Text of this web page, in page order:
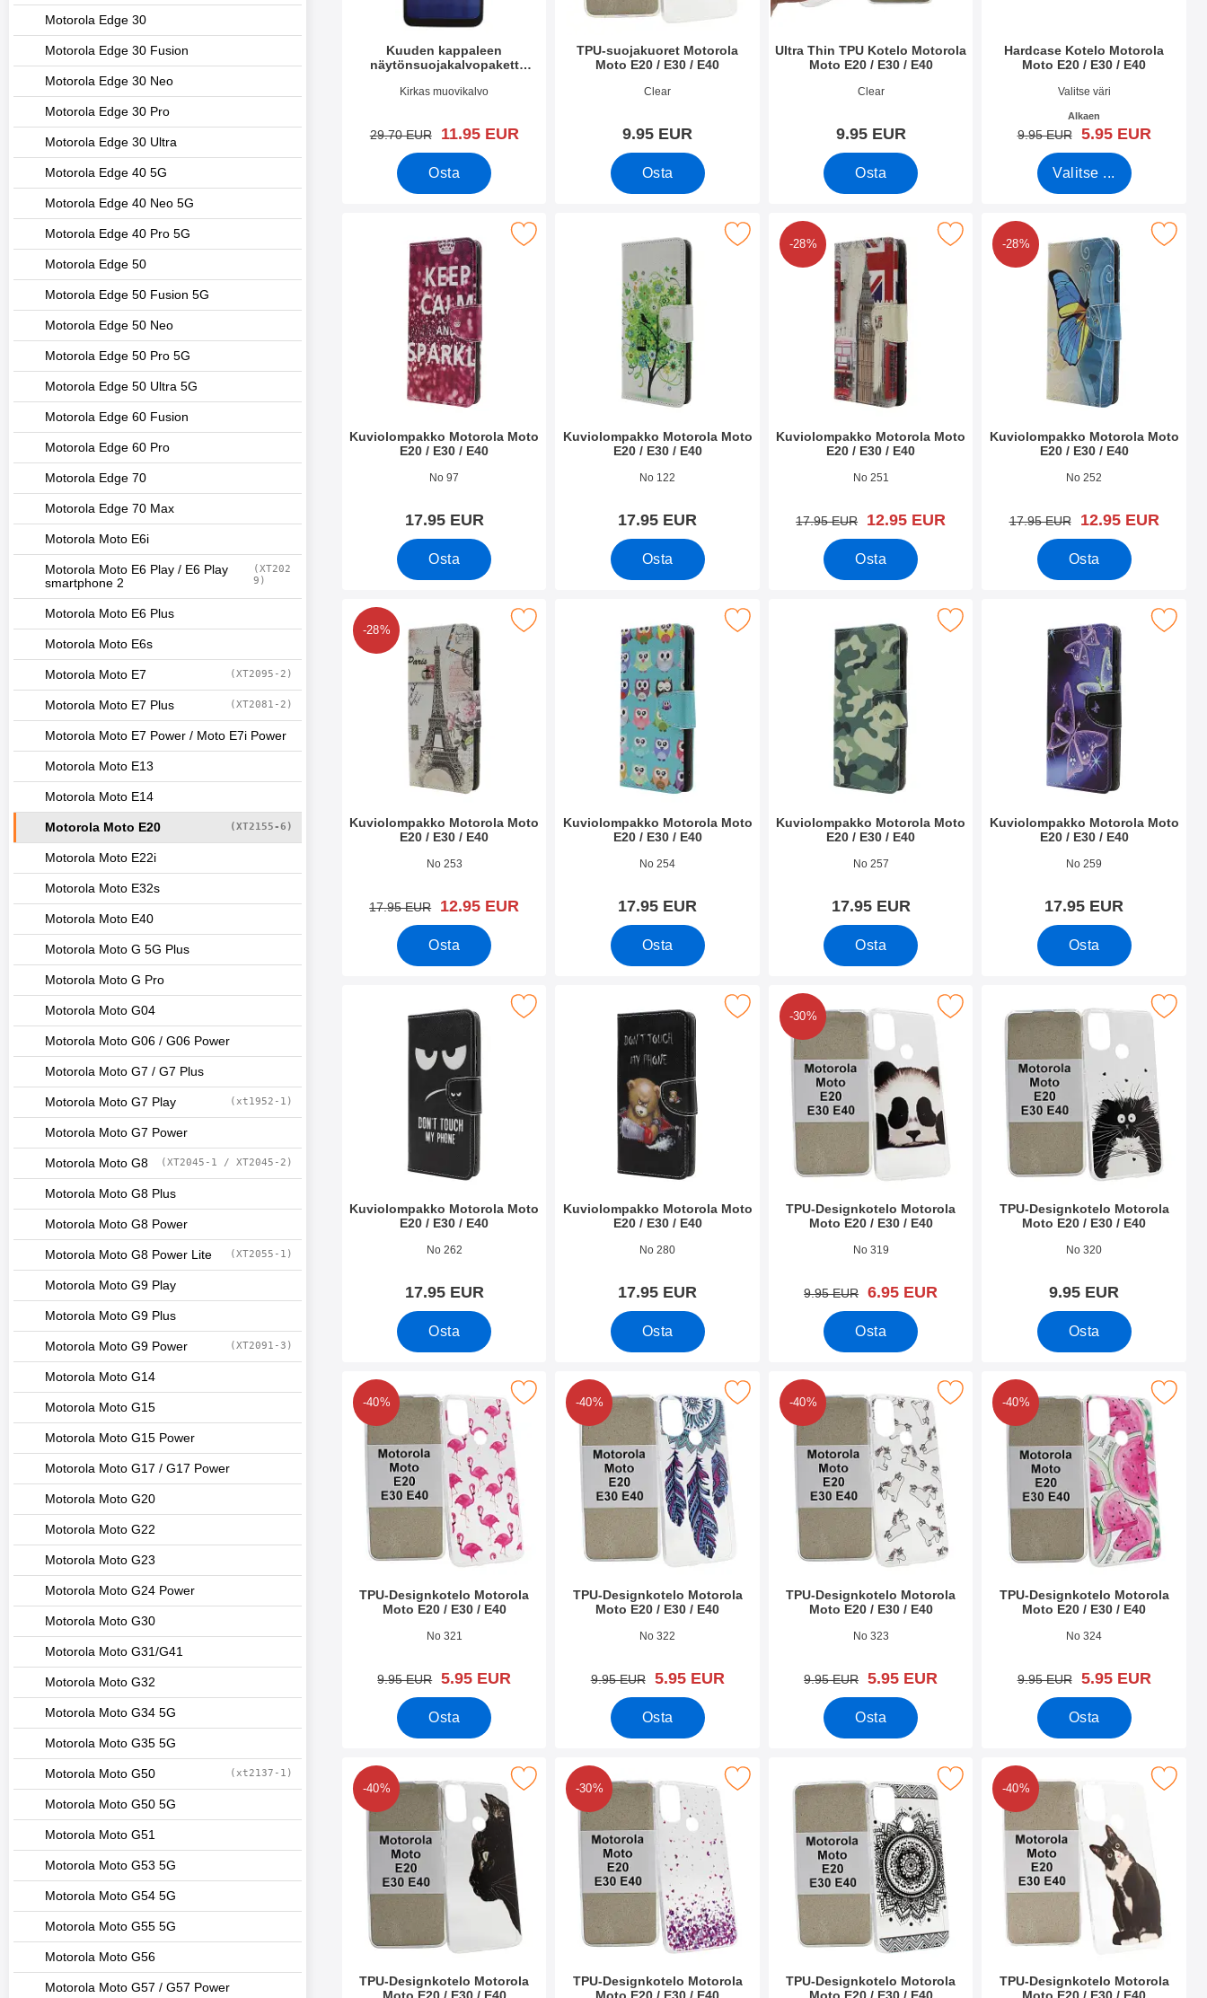
Motorola Edge 30
Motorola Edge 30 Fusion
Motorola Edge 30 Neo
Motorola Edge 30 Pro
Motorola Edge 30 Ultra
Motorola Edge 40 5G
Motorola Edge 40 Neo 5G
Motorola Edge 40 Pro 5G
Motorola Edge 50
Motorola Edge 50 Fusion 5G
Motorola Edge 50 Neo
Motorola Edge 50 Pro 5G
Motorola Edge 50 Ultra 5G
Motorola Edge 60 Fusion
Motorola Edge 60 Pro
Motorola Edge 70
Motorola Edge 70 Max
Motorola Moto E6i
Motorola Moto E6 Play / E6 Play
smartphone 2
(XT202
9)
Motorola Moto E6 Plus
Motorola Moto E6s
Motorola Moto E7 (XT2095-2)
Motorola Moto E7 Plus (XT2081-2)
Motorola Moto E7 Power / Moto E7i Power
Motorola Moto E13
Motorola Moto E14
Motorola Moto E20 (XT2155-6)
Motorola Moto E22i
Motorola Moto E32s
Motorola Moto E40
Motorola Moto G 5G Plus
Motorola Moto G Pro
Motorola Moto G04
Motorola Moto G06 / G06 Power
Motorola Moto G7 / G7 Plus
Motorola Moto G7 Play (xt1952-1)
Motorola Moto G7 Power
Motorola Moto G8 (XT2045-1 / XT2045-2)
Motorola Moto G8 Plus
Motorola Moto G8 Power
Motorola Moto G8 Power Lite (XT2055-1)
Motorola Moto G9 Play
Motorola Moto G9 Plus
Motorola Moto G9 Power (XT2091-3)
Motorola Moto G14
Motorola Moto G15
Motorola Moto G15 Power
Motorola Moto G17 / G17 Power
Motorola Moto G20
Motorola Moto G22
Motorola Moto G23
Motorola Moto G24 Power
Motorola Moto G30
Motorola Moto G31/G41
Motorola Moto G32
Motorola Moto G34 5G
Motorola Moto G35 5G
Motorola Moto G50 (xt2137-1)
Motorola Moto G50 5G
Motorola Moto G51
Motorola Moto G53 5G
Motorola Moto G54 5G
Motorola Moto G55 5G
Motorola Moto G56
Motorola Moto G57 / G57 Power
Kuuden kappaleen
näytönsuojakalvopakett
Tuote.nro 42392
Kirkas muovikalvo
vanha hinta
29.70 EUR uusi hinta
11.95 EUR
Osta
TPU-suojakuoret Motorola
Moto E20 / E30 / E40
Tuote.nro 42669
Clear
9.95 EUR
Osta
Ultra Thin TPU Kotelo Motorola
Moto E20 / E30 / E40
Tuote.nro 42613
Clear
9.95 EUR
Osta
Hardcase Kotelo Motorola
Moto E20 / E30 / E40
Tuote.nro 42670
Valitse väri
Alkaen
vanha hinta
9.95 EUR uusi hinta
5.95 EUR
Valitse ...
Kuviolompakko Motorola Moto
E20 / E30 / E40
Tuote.nro 42610
No 97
17.95 EUR
Osta
Merkitse kuviolompakko Motorola Moto E20 / E30 / E40 suosikiksi
Kuviolompakko Motorola Moto
E20 / E30 / E40
Tuote.nro 42609
No 122
17.95 EUR
Osta
Merkitse kuviolompakko Motorola Moto E20 / E30 / E40 suosikiksi
-28%
Kuviolompakko Motorola Moto
E20 / E30 / E40
Tuote.nro 42608
No 251
vanha hinta
17.95 EUR uusi hinta
12.95 EUR
Osta
Merkitse kuviolompakko Motorola Moto E20 / E30 / E40 suosikiksi
-28%
Kuviolompakko Motorola Moto
E20 / E30 / E40
Tuote.nro 42607
No 252
vanha hinta
17.95 EUR uusi hinta
12.95 EUR
Osta
Merkitse kuviolompakko Motorola
-28%
Kuviolompakko Motorola Moto
E20 / E30 / E40
Tuote.nro 42606
No 253
vanha hinta
17.95 EUR uusi hinta
12.95 EUR
Osta
Merkitse kuviolompakko Motorola Moto E20 / E30 / E40 suosikiksi
Kuviolompakko Motorola Moto
E20 / E30 / E40
Tuote.nro 42605
No 254
17.95 EUR
Osta
Merkitse kuviolompakko Motorola Moto E20 / E30 / E40 suosikiksi
Kuviolompakko Motorola Moto
E20 / E30 / E40
Tuote.nro 42604
No 257
17.95 EUR
Osta
Merkitse kuviolompakko Motorola Moto E20 / E30 / E40 suosikiksi
Kuviolompakko Motorola Moto
E20 / E30 / E40
Tuote.nro 42603
No 259
17.95 EUR
Osta
Merkitse kuviolompakko Motorola
Kuviolompakko Motorola Moto
E20 / E30 / E40
Tuote.nro 42602
No 262
17.95 EUR
Osta
Merkitse kuviolompakko Motorola Moto E20 / E30 / E40 suosikiksi
Kuviolompakko Motorola Moto
E20 / E30 / E40
Tuote.nro 42571
No 280
17.95 EUR
Osta
Merkitse kuviolompakko Motorola Moto E20 / E30 / E40 suosikiksi
-30%
TPU-Designkotelo Motorola
Moto E20 / E30 / E40
Tuote.nro 42565
No 319
vanha hinta
9.95 EUR uusi hinta
6.95 EUR
Osta
Merkitse tPU-Designkotelo Motorola Moto E20 / E30 / E40 suosikiksi
TPU-Designkotelo Motorola
Moto E20 / E30 / E40
Tuote.nro 42564
No 320
9.95 EUR
Osta
Merkitse tPU-Designkotelo Motorola
-40%
TPU-Designkotelo Motorola
Moto E20 / E30 / E40
Tuote.nro 42563
No 321
vanha hinta
9.95 EUR uusi hinta
5.95 EUR
Osta
Merkitse tPU-Designkotelo Motorola Moto E20 / E30 / E40 suosikiksi
-40%
TPU-Designkotelo Motorola
Moto E20 / E30 / E40
Tuote.nro 42562
No 322
vanha hinta
9.95 EUR uusi hinta
5.95 EUR
Osta
Merkitse tPU-Designkotelo Motorola Moto E20 / E30 / E40 suosikiksi
-40%
TPU-Designkotelo Motorola
Moto E20 / E30 / E40
Tuote.nro 42561
No 323
vanha hinta
9.95 EUR uusi hinta
5.95 EUR
Osta
Merkitse tPU-Designkotelo Motorola Moto E20 / E30 / E40 suosikiksi
-40%
TPU-Designkotelo Motorola
Moto E20 / E30 / E40
Tuote.nro 42559
No 324
vanha hinta
9.95 EUR uusi hinta
5.95 EUR
Osta
Merkitse tPU-Designkotelo Motorola
-40%
TPU-Designkotelo Motorola
Merkitse tPU-Designkotelo Motorola Moto E20 / E30 / E40 suosikiksi
-30%
TPU-Designkotelo Motorola
Merkitse tPU-Designkotelo Motorola Moto E20 / E30 / E40 suosikiksi
TPU-Designkotelo Motorola
Merkitse tPU-Designkotelo Motorola Moto E20 / E30 / E40 suosikiksi
-40%
TPU-Designkotelo Motorola
Merkitse tPU-Designkotelo Motorola